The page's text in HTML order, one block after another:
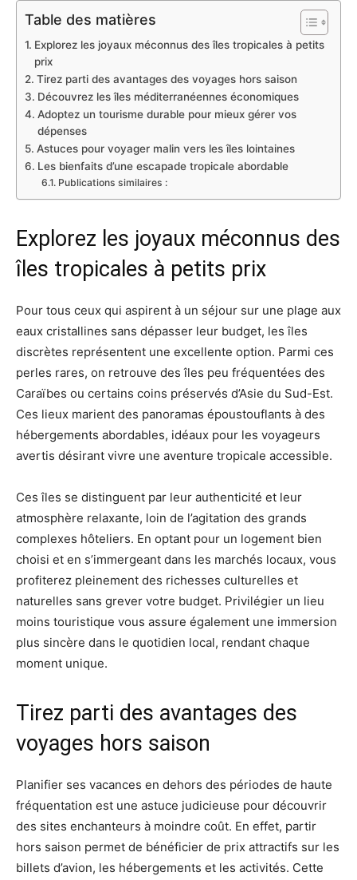
Table des matières
Explorez les joyaux méconnus des îles tropicales à petits
prix
Tirez parti des avantages des voyages hors saison
Découvrez les îles méditerranéennes économiques
Adoptez un tourisme durable pour mieux gérer vos
dépenses
Astuces pour voyager malin vers les îles lointaines
Les bienfaits d’une escapade tropicale abordable
Publications similaires :
Explorez les joyaux méconnus des
îles tropicales à petits prix
Pour tous ceux qui aspirent à un séjour sur une plage aux
eaux cristallines sans dépasser leur budget, les îles
discrètes représentent une excellente option. Parmi ces
perles rares, on retrouve des îles peu fréquentées des
Caraïbes ou certains coins préservés d’Asie du Sud-Est.
Ces lieux marient des panoramas époustouflants à des
hébergements abordables, idéaux pour les voyageurs
avertis désirant vivre une aventure tropicale accessible.
Ces îles se distinguent par leur authenticité et leur
atmosphère relaxante, loin de l’agitation des grands
complexes hôteliers. En optant pour un logement bien
choisi et en s’immergeant dans les marchés locaux, vous
profiterez pleinement des richesses culturelles et
naturelles sans grever votre budget. Privilégier un lieu
moins touristique vous assure également une immersion
plus sincère dans le quotidien local, rendant chaque
moment unique.
Tirez parti des avantages des
voyages hors saison
Planifier ses vacances en dehors des périodes de haute
fréquentation est une astuce judicieuse pour découvrir
des sites enchanteurs à moindre coût. En effet, partir
hors saison permet de bénéficier de prix attractifs sur les
billets d’avion, les hébergements et les activités. Cette